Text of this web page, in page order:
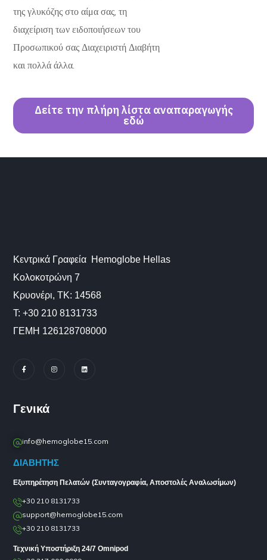
της γλυκόζης στο αίμα σας, τη
διαχείριση των ειδοποιήσεων του
Προσωπικού σας Διαχειριστή Διαβήτη
και πολλά άλλα.
Δείτε την πλήρη λίστα αναπαραγωγής
εδώ
Κεντρικά Γραφεία Hemoglobe Hellas
Κολοκοτρώνη 7
Κρυονέρι, ΤΚ: 14568
Τ: +30 210 8131733
ΓΕΜΗ 126128708000
Γενικά
info@hemoglobe15.com
ΔΙΑΒΗΤΗΣ
Εξυπηρέτηση Πελατών (Συνταγογραφία, Αποστολές Αναλωσίμων)
+30 210 8131733
support@hemoglobe15.com
+30 210 8131733
Τεχνική Υποστήριξη 24/7 Omnipod